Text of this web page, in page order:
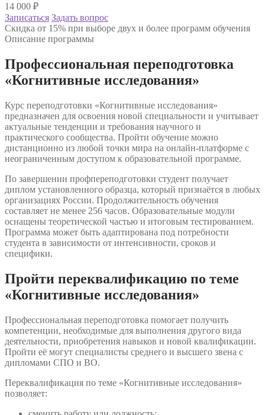
14 000 ₽
Записаться Задать вопрос
Скидка от 15% при выборе двух и более программ обучения
Описание программы
Профессиональная переподготовка
«Когнитивные исследования»
Курс переподготовки «Когнитивные исследования»
предназначен для освоения новой специальности и учитывает
актуальные тенденции и требования научного и
практического сообщества. Пройти обучение можно
дистанционно из любой точки мира на онлайн-платформе с
неограниченным доступом к образовательной программе.
По завершении профпереподготовки студент получает
диплом установленного образца, который признаётся в любых
организациях России. Продолжительность обучения
составляет не менее 256 часов. Образовательные модули
оснащены теоретической частью и итоговым тестированием.
Программа может быть адаптирована под потребности
студента в зависимости от интенсивности, сроков и
специфики.
Пройти переквалификацию по теме
«Когнитивные исследования»
Профессиональная переподготовка помогает получить
компетенции, необходимые для выполнения другого вида
деятельности, приобретения навыков и новой квалификации.
Пройти её могут специалисты среднего и высшего звена с
дипломами СПО и ВО.
Переквалификация по теме «Когнитивные исследования»
позволяет: